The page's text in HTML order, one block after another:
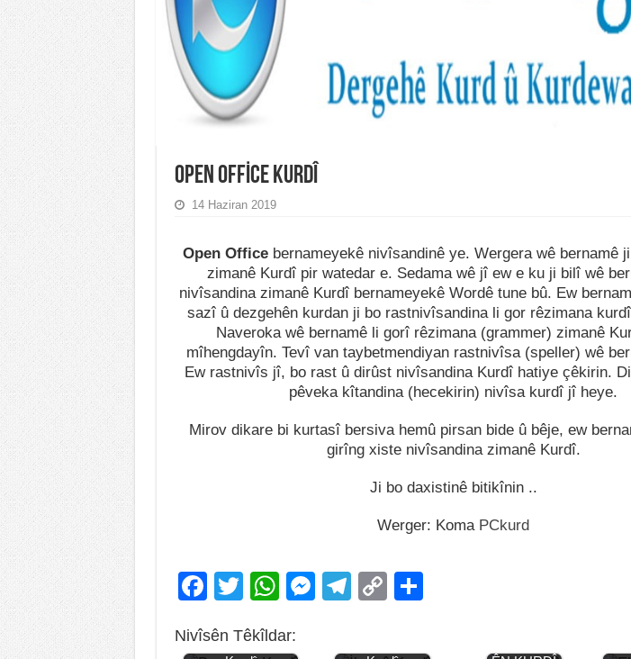
OPEN OFFİCE KURDÎ
14 Haziran 2019
Open Office bernameyekê nivîsandinê ye. Wergera wê bernamê
zimanê Kurdî pir watedar e. Sedama wê jî ew e ku ji bilî wê
nivîsandina zimanê Kurdî bernameyekê Wordê tune bû. Ew
sazî û dezgehên kurdan ji bo rastnivîsandina li gor rêzimana
Naveroka wê bernamê li gorî rêzimana (grammer) zimanê
mîhengdayîn. Tevî van taybetmendiyan rastnivîsa (speller) wê
Ew rastnivîs jî, bo rast û dirûst nivîsandina Kurdî hatiye çêkirin.
pêveka kîtandina (hecekirin) nivîsa kurdî jî heye.
Mirov dikare bi kurtasî bersiva hemû pirsan bide û bêje, ew
girîng xiste nivîsandina zimanê Kurdî.
Ji bo daxistinê bitikînin ..
Werger: Koma PCkurd
F
c
T
tt
W
at
M
ss
T
e
C
p
ar
Nivîsên Têkîldar:
Jiyana Bassamî